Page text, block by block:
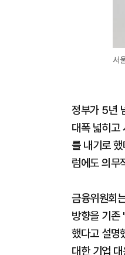
서
정부가 5년
대폭 넓히고
를 내기로
럼에도 의무
금융위원회
방향을 기존
했다고 설명
대한 기업